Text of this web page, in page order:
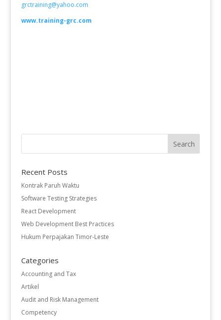
grctraining@yahoo.com
www.training-grc.com
Recent Posts
Kontrak Paruh Waktu
Software Testing Strategies
React Development
Web Development Best Practices
Hukum Perpajakan Timor-Leste
Categories
Accounting and Tax
Artikel
Audit and Risk Management
Competency